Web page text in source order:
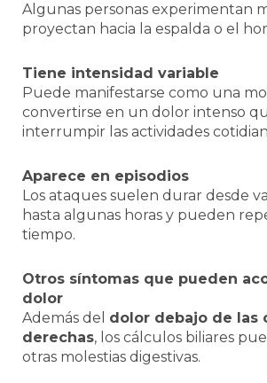
Algunas personas experimentan
proyectan hacia la espalda o el
Tiene intensidad variable
Puede manifestarse como una
convertirse en un dolor intenso
interrumpir las actividades
Aparece en episodios
Los ataques suelen durar desde
hasta algunas horas y pueden
tiempo.
Otros síntomas que pueden
dolor
Además del dolor debajo de las
derechas, los cálculos biliares
otras molestias digestivas.